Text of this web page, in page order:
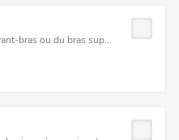
bras ou du bras sup...